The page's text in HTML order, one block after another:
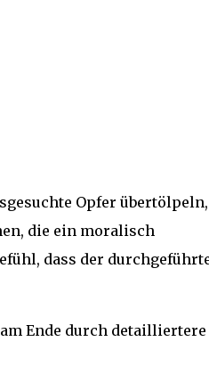
Opfer
die ein moralisch
dass der
Ende durch detailliertere